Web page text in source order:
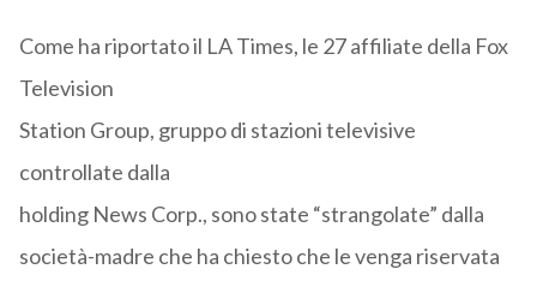
Come ha riportato il LA Times, le 27 affiliate della Fox
Television
Station Group, gruppo di stazioni televisive
controllate dalla
holding News Corp., sono state “strangolate” dalla
società-madre che ha chiesto che le venga riservata